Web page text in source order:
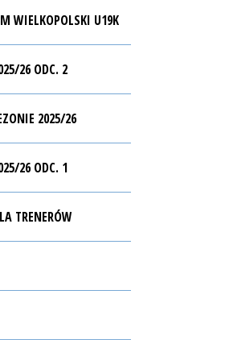
WIELKOPOLSKI U19K
26 ODC. 2
2025/26
26 ODC. 1
TRENERÓW